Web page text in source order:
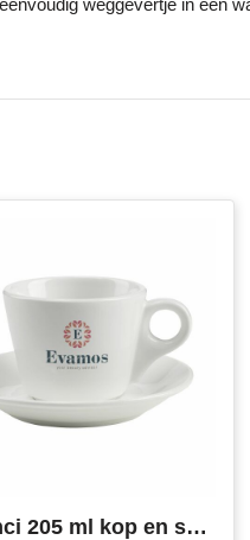
weggevertje in een
Da Vinci 205 ml kop en schotel